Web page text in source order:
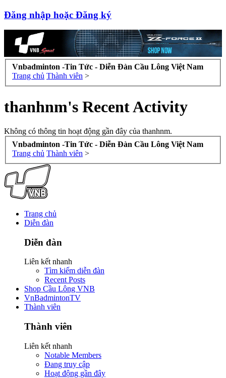
Đăng nhập hoặc Đăng ký
Vnbadminton -Tin Tức - Diễn Đàn Cầu Lông Việt Nam
Trang chủ Thành viên >
thanhnm's Recent Activity
Không có thông tin hoạt động gần đây của thanhnm.
Vnbadminton -Tin Tức - Diễn Đàn Cầu Lông Việt Nam
Trang chủ Thành viên >
Trang chủ
Diễn đàn
Diễn đàn
Liên kết nhanh
Tìm kiếm diễn đàn
Recent Posts
Shop Cầu Lông VNB
VnBadmintonTV
Thành viên
Thành viên
Liên kết nhanh
Notable Members
Đang truy cập
Hoạt động gần đây